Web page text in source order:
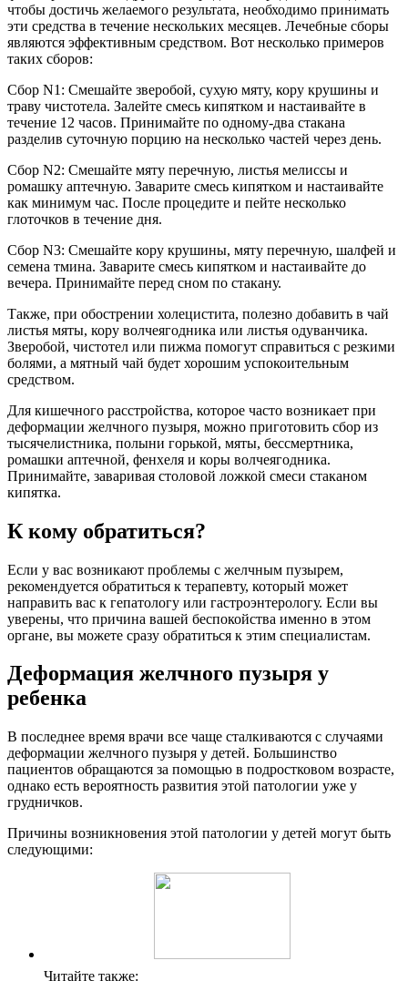
чтобы достичь желаемого результата, необходимо принимать
эти средства в течение нескольких месяцев. Лечебные сборы
являются эффективным средством. Вот несколько примеров
таких сборов:
Сбор N1: Смешайте зверобой, сухую мяту, кору крушины и
траву чистотела. Залейте смесь кипятком и настаивайте в
течение 12 часов. Принимайте по одному-два стакана
разделив суточную порцию на несколько частей через день.
Сбор N2: Смешайте мяту перечную, листья мелиссы и
ромашку аптечную. Заварите смесь кипятком и настаивайте
как минимум час. После процедите и пейте несколько
глоточков в течение дня.
Сбор N3: Смешайте кору крушины, мяту перечную, шалфей и
семена тмина. Заварите смесь кипятком и настаивайте до
вечера. Принимайте перед сном по стакану.
Также, при обострении холецистита, полезно добавить в чай
листья мяты, кору волчеягодника или листья одуванчика.
Зверобой, чистотел или пижма помогут справиться с резкими
болями, а мятный чай будет хорошим успокоительным
средством.
Для кишечного расстройства, которое часто возникает при
деформации желчного пузыря, можно приготовить сбор из
тысячелистника, полыни горькой, мяты, бессмертника,
ромашки аптечной, фенхеля и коры волчеягодника.
Принимайте, заваривая столовой ложкой смеси стаканом
кипятка.
К кому обратиться?
Если у вас возникают проблемы с желчным пузырем,
рекомендуется обратиться к терапевту, который может
направить вас к гепатологу или гастроэнтерологу. Если вы
уверены, что причина вашей беспокойства именно в этом
органе, вы можете сразу обратиться к этим специалистам.
Деформация желчного пузыря у
ребенка
В последнее время врачи все чаще сталкиваются с случаями
деформации желчного пузыря у детей. Большинство
пациентов обращаются за помощью в подростковом возрасте,
однако есть вероятность развития этой патологии уже у
грудничков.
Причины возникновения этой патологии у детей могут быть
следующими:
Читайте также: